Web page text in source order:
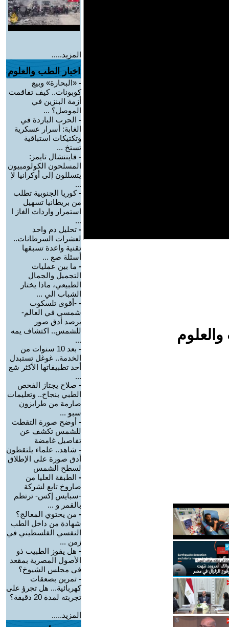
المزيد.....
اخبار الطب والعلوم
- «البحارة» وبيع
كوبونات.. كيف تفاقمت
أزمة البنزين في
الموصل؟ ...
- الحرب الباردة في
الغابة: أسرار عسكرية
وتكتيكات استباقية
تستخ ...
- فايننشال تايمز:
المسلحون الكولومبيون
يتسللون إلى أوكرانيا لإ
...
-كوريا الجنوبية تطلب
من بريطانيا تسهيل
استمرار واردات الغاز ا
...
- تحليل دم واحد
لعشرات السرطانات..
تقنية واعدة تسبقها
أسئلة صع ...
- ما بين عمليات
التجميل والجمال
الطبيعي، ماذا يختار
الشباب الي ...
- -أقوى تلسكوب
شمسي في العالم-
يرصد أدق صور
للشمس.. اكتشاف يمه
...
-
بعد 10 سنوات من
الخدمة.. غوغل تستبدل
أحد تطبيقاتها الأكثر شع
...
- صلاح يجتاز الفحص
الطبي بنجاح.. وتعليمات
صارمة من طرابزون
سبو ...
- أوضح صورة التقطت
للشمس تكشف عن
تفاصيل غامضة
- شاهد.. علماء يلتقطون
أدق صورة على الإطلاق
لسطح الشمس
- الطبقة العليا من
صاروخ تابع لشركة
-سبايس إكس- ترتطم
بالقمر و ...
- من يحتوي المعالج؟
شهادة من داخل الطب
النفسي الفلسطيني في
زمن ...
- هل يفوز الطبيب ذو
الأصول المصرية بمقعد
في مجلس الشيوخ؟
- تمرين بصعقات
كهربائية... هل تجرؤ على
تجربته لمدة 20 دقيقة؟
المزيد.....